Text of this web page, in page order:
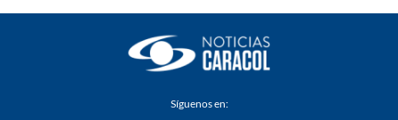
Síguenos en: